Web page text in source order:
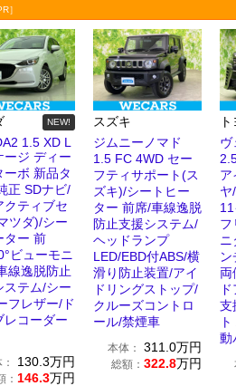
］
NEW!
1.5 XD L
ージ ディー
ーボ 新品タ
正 SDナビ/
クティブセ
ツダ)/シー
ター 前
ビューモニ
線逸脱防止
ステム/シー
フレザー/ド
レコーダー
130.3万円
： 146.3万円
スズキ
ジムニーノマド
1.5 FC 4WD セー
フティサポート(ス
ズキ)/シートヒー
ター 前席/車線逸脱
防止支援システム/
ヘッドランプ
LED/EBD付ABS/横
滑り防止装置/アイ
ドリングストップ/
クルーズコントロ
ール/禁煙車
本体： 311.0万円
総額： 322.8万円
ヴ
ア
ヤ
フ
ニ
両
支
動